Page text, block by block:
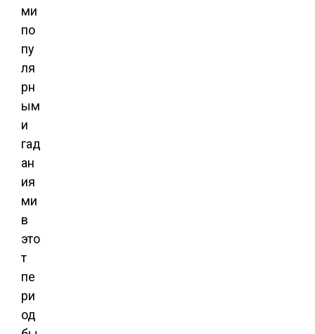
ми
по
пу
ля
рн
ым
и
гад
ан
ия
ми
в
это
т
пе
ри
од